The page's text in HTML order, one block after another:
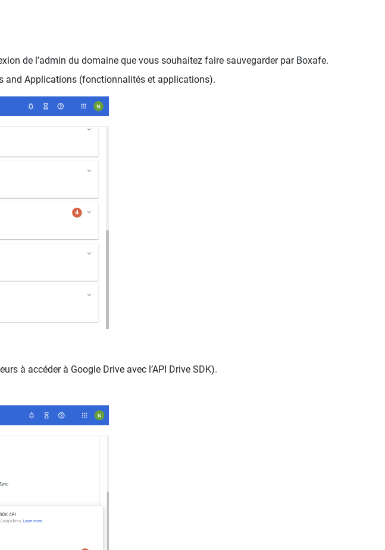
de l’admin du domaine que vous souhaitez faire sauvegarder par Boxafe.
and Applications (fonctionnalités et applications).
à accéder à Google Drive avec l’API Drive SDK).